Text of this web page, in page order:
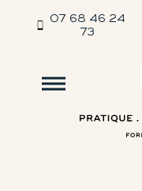
07 68 46 24
73